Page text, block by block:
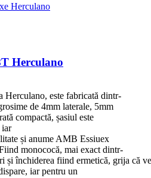
Herculano
Herculano, este fabricată dintr-
de 4mm laterale, 5mm
compactă, șasiul este
iar
și anume AMB Essiuex
monococă, mai exact dintr-
și închiderea fiind ermetică, grija că
iar pentru un